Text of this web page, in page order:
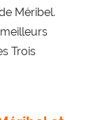
Méribel.
Trois